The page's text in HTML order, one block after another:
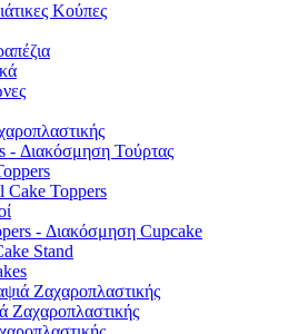
Κούπες
- Διακόσμηση Τούρτας
Cake Toppers
- Διακόσμηση Cupcake
Stand
Ζαχαροπλαστικής
Ζαχαροπλαστικής